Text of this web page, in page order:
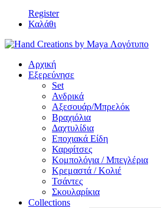
Register
Καλάθι
Αρχική
Εξερεύνησε
Set
Ανδρικά
Αξεσουάρ/Μπρελόκ
Βραχιόλια
Δαχτυλίδια
Εποχιακά Είδη
Καρφίτσες
Κομπολόγια / Μπεγλέρια
Κρεμαστά / Κολιέ
Τσάντες
Σκουλαρίκια
Collections